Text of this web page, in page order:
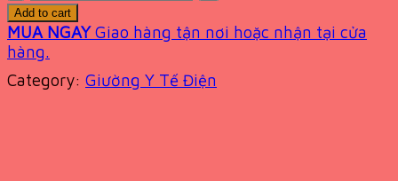
Add to cart
MUA NGAY Giao hàng tận nơi hoặc nhận tại cửa
hàng.
Category: Giường Y Tế Điện